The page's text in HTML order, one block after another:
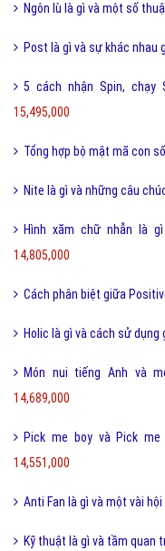
Ngôn lù là gì và một số
Post là gì và sự khác nhau
5 cách nhận Spin, chạy
15,495,000
Tổng hợp bộ mật mã con
Nite là gì và những câu
Hình xăm chữ nhẫn là
14,805,000
Cách phân biệt giữa
Holic là gì và cách sử
Món nui tiếng Anh và
14,689,000
Pick me boy và Pick
14,551,000
Anti Fan là gì và một vài
Kỹ thuật là gì và tầm quan